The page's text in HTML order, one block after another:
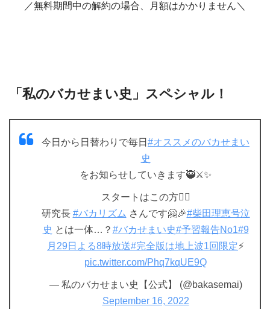
／無料期間中の解約の場合、月額はかかりません＼
「私のバカせまい史」スペシャル！
今日から日替わりで毎日 #オススメのバカせまい
史
をお知らせしていきます🥷⚔✨
スタートはこの方💁‍♀️
研究長 #バカリズム さんです🤗🎉#柴田理恵号泣
史 とは一体…？ #バカせまい史#予習報告No1#9
月29日よる8時放送#完全版は地上波1回限定⚡️
pic.twitter.com/Phq7kqUE9Q
— 私のバカせまい史【公式】 (@bakasemai)
September 16, 2022